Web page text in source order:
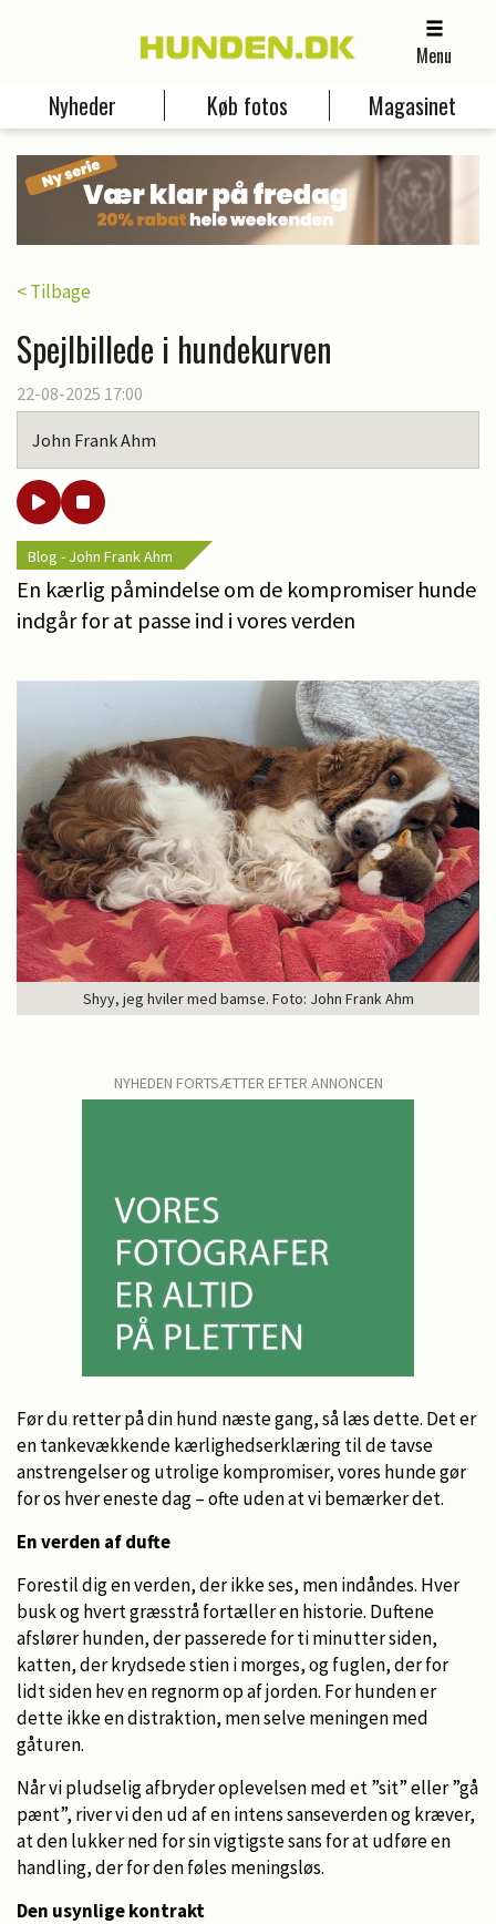
Menu
Nyheder Køb fotos Magasinet
< Tilbage
Spejlbillede i hundekurven
22-08-2025 17:00
John Frank Ahm
Blog - John Frank Ahm
En kærlig påmindelse om de kompromiser hunde
indgår for at passe ind i vores verden
Shyy, jeg hviler med bamse. Foto: John Frank Ahm
NYHEDEN FORTSÆTTER EFTER ANNONCEN
Før du retter på din hund næste gang, så læs dette. Det er
en tankevækkende kærlighedserklæring til de tavse
anstrengelser og utrolige kompromiser, vores hunde gør
for os hver eneste dag – ofte uden at vi bemærker det.
En verden af dufte
Forestil dig en verden, der ikke ses, men indåndes. Hver
busk og hvert græsstrå fortæller en historie. Duftene
afslører hunden, der passerede for ti minutter siden,
katten, der krydsede stien i morges, og fuglen, der for
lidt siden hev en regnorm op af jorden. For hunden er
dette ikke en distraktion, men selve meningen med
gåturen.
Når vi pludselig afbryder oplevelsen med et ”sit” eller ”gå
pænt”, river vi den ud af en intens sanseverden og kræver,
at den lukker ned for sin vigtigste sans for at udføre en
handling, der for den føles meningsløs.
Den usynlige kontrakt